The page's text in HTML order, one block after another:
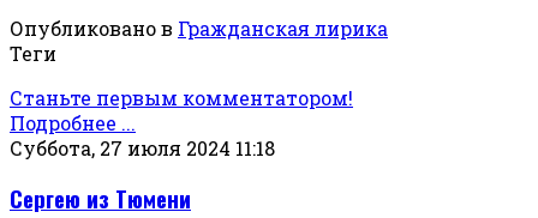
Опубликовано в Гражданская лирика
Теги
Станьте первым комментатором!
Подробнее ...
Суббота, 27 июля 2024 11:18
Сергею из Тюмени